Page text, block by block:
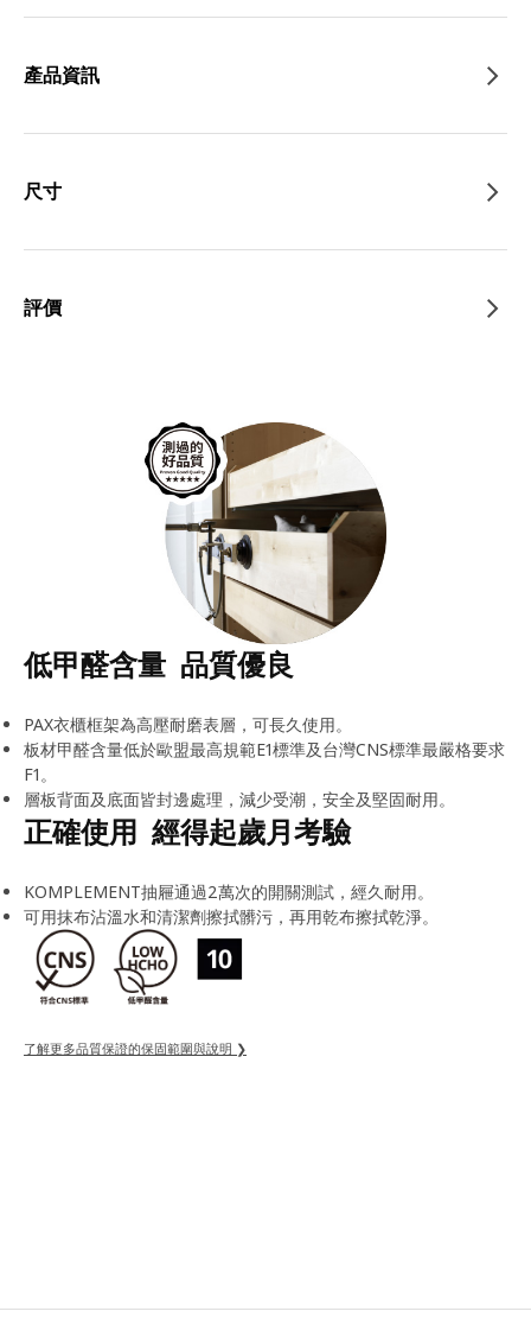
產品資訊
尺寸
評價
低甲醛含量 品質優良
PAX衣櫃框架為高壓耐磨表層，可長久使用。
板材甲醛含量低於歐盟最高規範E1標準及台灣CNS標準最嚴格要求
F1。
層板背面及底面皆封邊處理，減少受潮，安全及堅固耐用。
正確使用 經得起歲月考驗
KOMPLEMENT抽屜通過2萬次的開關測試，經久耐用。
可用抹布沾溫水和清潔劑擦拭髒污，再用乾布擦拭乾淨。
了解更多品質保證的保固範圍與說明 ❯